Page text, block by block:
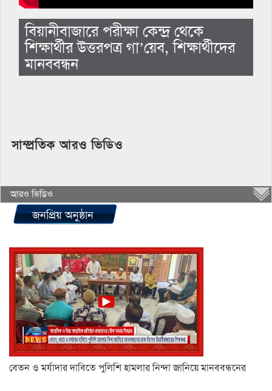
বিয়ানীবাজারে পরীক্ষা কেন্দ্র থেকে
শিক্ষার্থীর উত্তরপত্র গা’য়েব, শিক্ষার্থীদের
মানববন্ধন
সাম্প্রতিক আরও ভিডিও
আরও ভিডিও
জনপ্রিয় অনুষ্ঠান
বেতন ও মর্যাদার দাবিতে পুলিশি হামলার নিন্দা জানিয়ে মানববন্ধনের